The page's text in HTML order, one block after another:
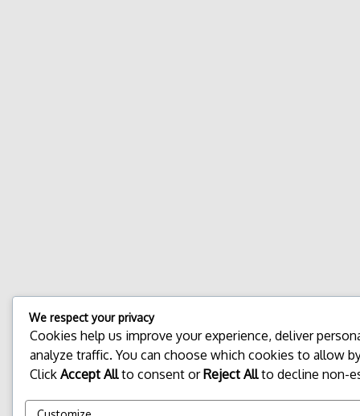
We respect your privacy
Cookies help us improve your experience, deliver
analyze traffic. You can choose which cookies to allow
Click Accept Allto consent orReject Allto decline non-